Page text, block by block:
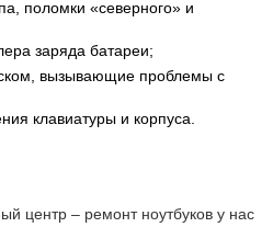
поломки «северного» и
заряда батареи;
вызывающие проблемы с
клавиатуры и корпуса.
центр – ремонт ноутбуков у нас